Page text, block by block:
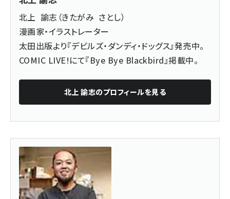
北上 諭志（きたがみ ​さとし）
漫画家・イラストレーター
太田出版より『デビルズ・ダンディ・ドッグス』発売中。
COMIC LIVE!にて『Bye Bye Blackbird』掲載中。
北上 諭志のプロフィールを見る